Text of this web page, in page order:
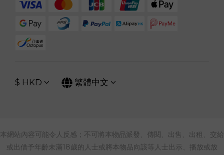
$ HKD 繁體中文
本網站內容可能令人反感；不可將本物品派發、傳閱、出售、出租、交給
或出借予年齡未滿18歲的人士或將本物品向該等人士出示、播放或放